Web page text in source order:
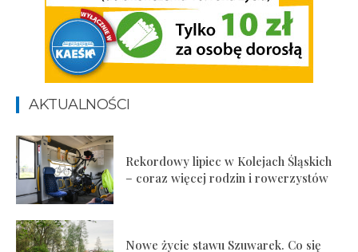
AKTUALNOŚCI
Rekordowy lipiec w Kolejach Śląskich
– coraz więcej rodzin i rowerzystów
Nowe życie stawu Szuwarek. Co się